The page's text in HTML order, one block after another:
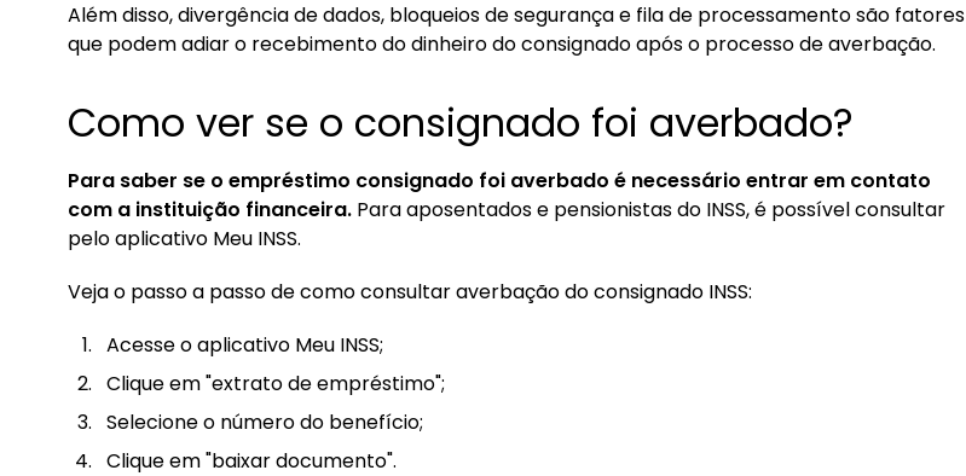
Além disso, divergência de dados, bloqueios de segurança e fila de processamento são fatores
que podem adiar o recebimento do dinheiro do consignado após o processo de averbação.
Como ver se o consignado foi averbado?
Para saber se o empréstimo consignado foi averbado é necessário entrar em contato
com a instituição financeira. Para aposentados e pensionistas do INSS, é possível consultar
pelo aplicativo Meu INSS.
Veja o passo a passo de como consultar averbação do consignado INSS:
Acesse o aplicativo Meu INSS;
Clique em "extrato de empréstimo";
Selecione o número do benefício;
Clique em "baixar documento".